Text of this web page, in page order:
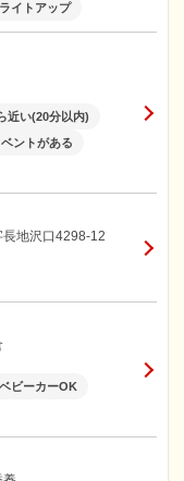
ライトアップ
近い(20分以内)
ントがある
地沢口4298-12
ベビーカーOK